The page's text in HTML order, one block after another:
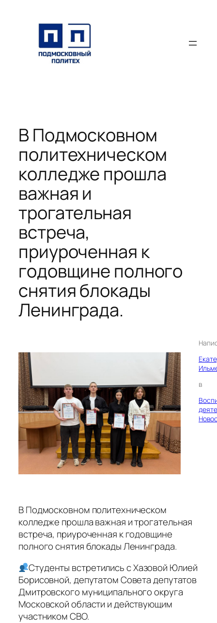
содержимому
В Подмосковном
политехническом
колледже прошла
важная и
трогательная
встреча,
приуроченная к
годовщине полного
снятия блокады
Ленинграда.
в
В Подмосковном политехническом
колледже прошла важная и трогательная
встреча, приуроченная к годовщине
полного снятия блокады Ленинграда.
Студенты встретились с Хазовой Юлией
Борисовной, депутатом Совета депутатов
Дмитровского муниципального округа
Московской области и действующим
участником СВО.